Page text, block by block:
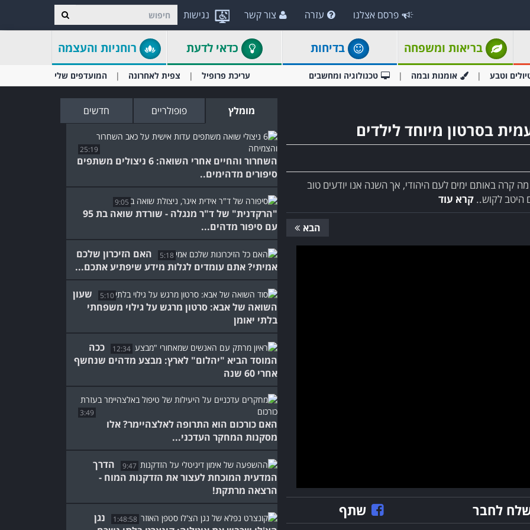
נגישות פרסם אצלנו עזרה צור קשר
בריאות ומשפחה בדיחות כדאי לדעת רוחניות והעצמה
וטבע אומנות ובמה טכנולוגיה ומחשבים עריכת פרופיל צפית לאחרונה המועדפים שלי
בסרטון מיוחד לילדים
קרה באותם ימים לעם היהודי, אך השנה אנו יודעים טוב
היטב לקוש.. קרא עוד
הבא
לחבר שתף
מומלץ פופולריים חדשים
25:19
השחרור והחיים אחרי השואה: 6 ניצולים משתפים
סיפורים מדהימים..
9:05
"הרקדנית" של ד"ר מנגלה - שורדת שואה בת 95
עם סיפור מדהים...
5:18
האם הזיכרון שלכם
אמיתי? אתם עומדים לגלות מידע שיפתיע אתכם...
5:10
שעון
השואה של אבא: סרטון מרגש על גילוי משפחתי
בלתי יאומן
12:34
ככה
המוסד הביא "יהלום" לארץ: מבצע מדהים שנחשף
אחרי 60 שנה
3:49
האם כורכום הוא התרופה לאלצהיימר? אלו
מסקנות המחקר העדכני...
9:47
הדרך
המדעית המוכחת לעצור את הזדקנות המוח -
הרצאה מרתקת!
1:48:58
נגן